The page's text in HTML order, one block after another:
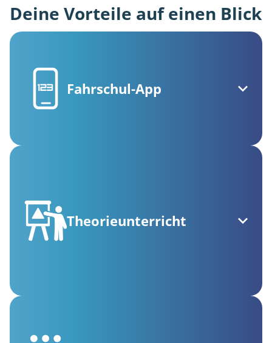
Deine Vorteile auf einen Blick
Fahrschul-App
Theorieunterricht